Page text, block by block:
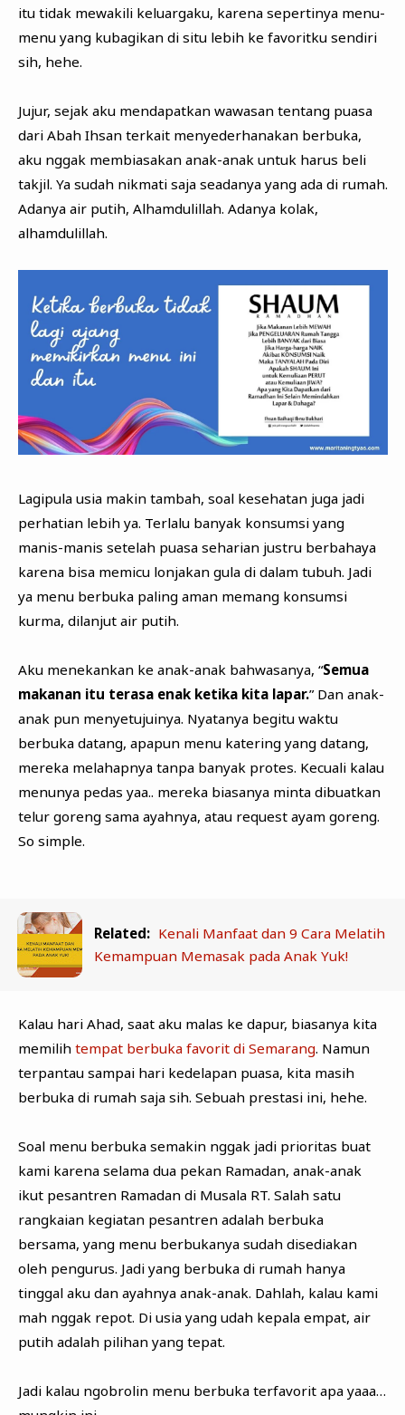
itu tidak mewakili keluargaku, karena sepertinya menu-
menu yang kubagikan di situ lebih ke favoritku sendiri
sih, hehe.
Jujur, sejak aku mendapatkan wawasan tentang puasa
dari Abah Ihsan terkait menyederhanakan berbuka,
aku nggak membiasakan anak-anak untuk harus beli
takjil. Ya sudah nikmati saja seadanya yang ada di rumah.
Adanya air putih, Alhamdulillah. Adanya kolak,
alhamdulillah.
Lagipula usia makin tambah, soal kesehatan juga jadi
perhatian lebih ya. Terlalu banyak konsumsi yang
manis-manis setelah puasa seharian justru berbahaya
karena bisa memicu lonjakan gula di dalam tubuh. Jadi
ya menu berbuka paling aman memang konsumsi
kurma, dilanjut air putih.
Aku menekankan ke anak-anak bahwasanya, “Semua
makanan itu terasa enak ketika kita lapar.” Dan anak-
anak pun menyetujuinya. Nyatanya begitu waktu
berbuka datang, apapun menu katering yang datang,
mereka melahapnya tanpa banyak protes. Kecuali kalau
menunya pedas yaa.. mereka biasanya minta dibuatkan
telur goreng sama ayahnya, atau request ayam goreng.
So simple.
Related: Kenali Manfaat dan 9 Cara Melatih
Kemampuan Memasak pada Anak Yuk!
Kalau hari Ahad, saat aku malas ke dapur, biasanya kita
memilih tempat berbuka favorit di Semarang. Namun
terpantau sampai hari kedelapan puasa, kita masih
berbuka di rumah saja sih. Sebuah prestasi ini, hehe.
Soal menu berbuka semakin nggak jadi prioritas buat
kami karena selama dua pekan Ramadan, anak-anak
ikut pesantren Ramadan di Musala RT. Salah satu
rangkaian kegiatan pesantren adalah berbuka
bersama, yang menu berbukanya sudah disediakan
oleh pengurus. Jadi yang berbuka di rumah hanya
tinggal aku dan ayahnya anak-anak. Dahlah, kalau kami
mah nggak repot. Di usia yang udah kepala empat, air
putih adalah pilihan yang tepat.
Jadi kalau ngobrolin menu berbuka terfavorit apa yaaa…